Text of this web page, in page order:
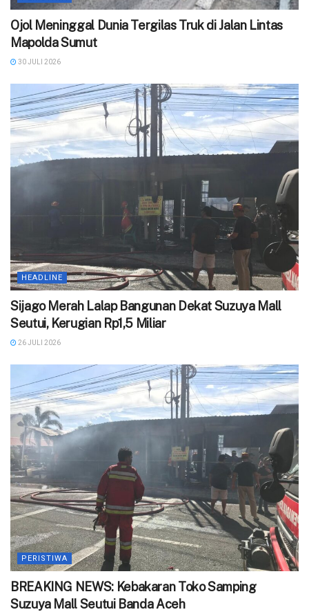
Ojol Meninggal Dunia Tergilas Truk di Jalan Lintas
Mapolda Sumut
30 JULI 2026
HEADLINE
Sijago Merah Lalap Bangunan Dekat Suzuya Mall
Seutui, Kerugian Rp1,5 Miliar
26 JULI 2026
PERISTIWA
BREAKING NEWS: Kebakaran Toko Samping
Suzuya Mall Seutui Banda Aceh